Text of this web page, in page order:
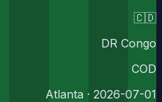
🇨🇩
DR Congo
COD
2026-07-01
· Atlanta